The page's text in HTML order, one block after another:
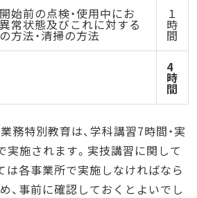
始前の点検・使用中にお
常状態及びこれに対する
方法・清掃の方法
１
時
間
4
時
間
務特別教育は、学科講習7時間・実
実施されます。実技講習に関して
は各事業所で実施しなければなら
、事前に確認しておくとよいでし